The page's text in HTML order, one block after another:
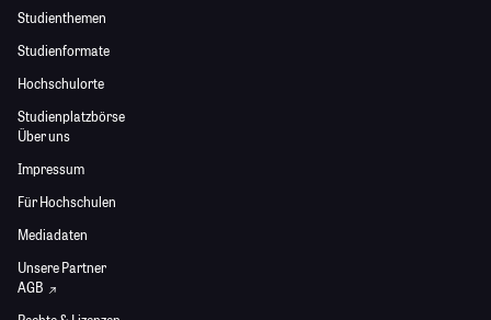
Studienthemen
Studienformate
Hochschulorte
Studienplatzbörse
Über uns
Impressum
Für Hochschulen
Mediadaten
Unsere Partner
AGB